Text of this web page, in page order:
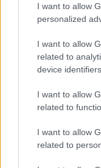
I want to allow
personalized
I want to allow
related to
device
I want to allow
related to
I want to allow
related to
Μακεδονίας σε